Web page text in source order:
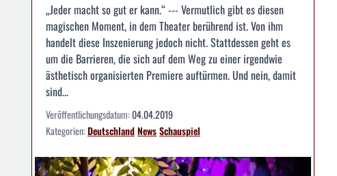
„Jeder macht so gut er kann.“ --- Vermutlich gibt es diesen
magischen Moment, in dem Theater berührend ist. Von ihm
handelt diese Inszenierung jedoch nicht. Stattdessen geht es
um die Barrieren, die sich auf dem Weg zu einer irgendwie
ästhetisch organisierten Premiere auftürmen. Und nein, damit
sind...
Veröffentlichungsdatum:04.04.2019
Kategorien:DeutschlandNewsSchauspiel